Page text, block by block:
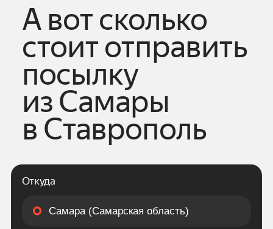
А вот сколько
стоит отправить
посылку
изСамары
в Ставрополь
Откуда